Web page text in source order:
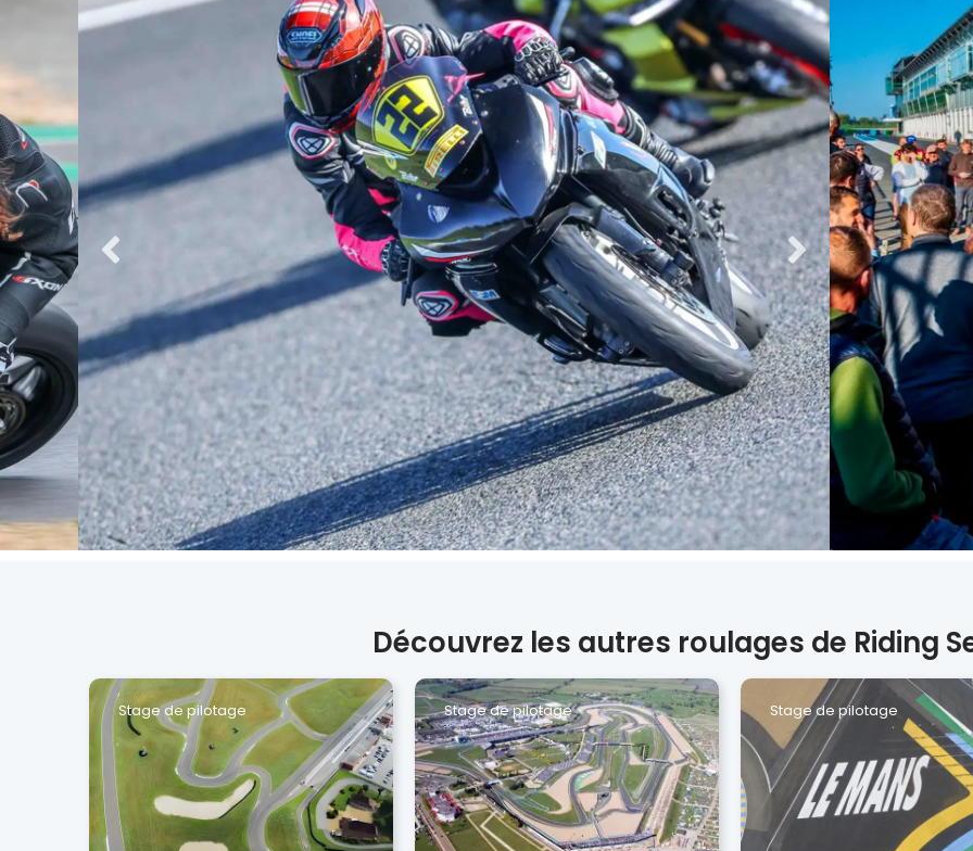
Découvrez les autres roulages de Riding
Stage de pilotage Stage de pilotage Stage de pilotage